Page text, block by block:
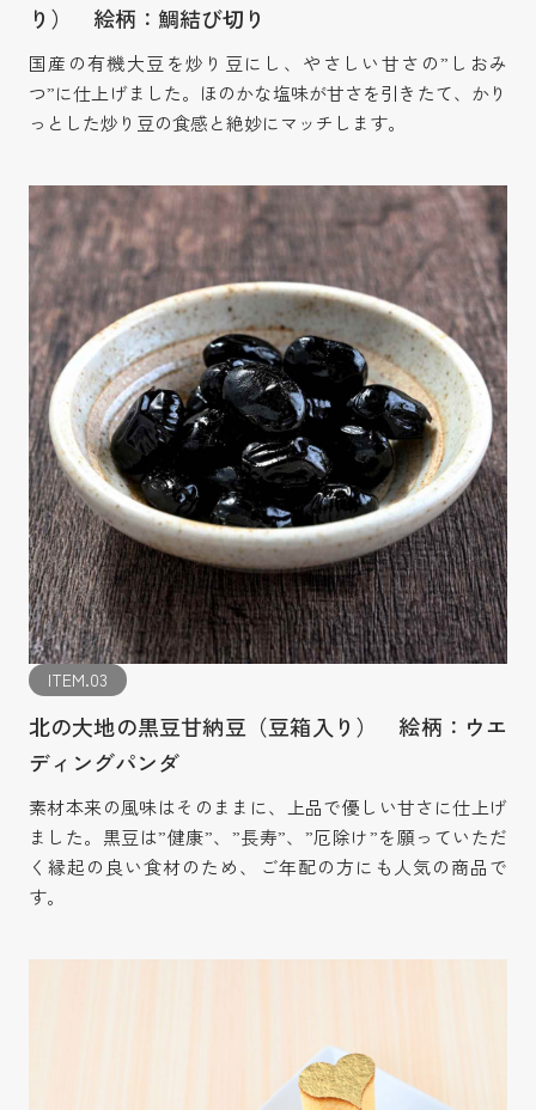
り） 絵柄：鯛結び切り
国産の有機大豆を炒り豆にし、やさしい甘さの”しおみ
つ”に仕上げました。ほのかな塩味が甘さを引きたて、かり
っとした炒り豆の食感と絶妙にマッチします。
ITEM.03
北の大地の黒豆甘納豆（豆箱入り） 絵柄：ウエ
ディングパンダ
素材本来の風味はそのままに、上品で優しい甘さに仕上げ
ました。黒豆は”健康”、”長寿”、”厄除け”を願っていただ
く縁起の良い食材のため、ご年配の方にも人気の商品で
す。